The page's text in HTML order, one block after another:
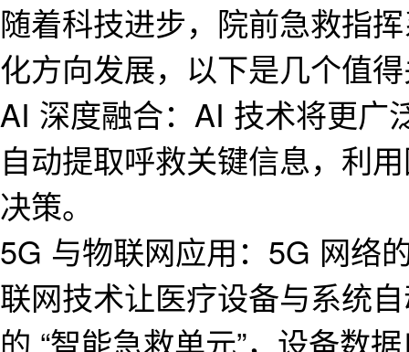
随着科技进步，院前急救指
化方向发展，以下是几个值
AI 深度融合：AI 技术将更广
自动提取呼救关键信息，利
决策。
5G 与物联网应用：5G 网络
联网技术让医疗设备与系统
的 “智能急救单元”，设备数